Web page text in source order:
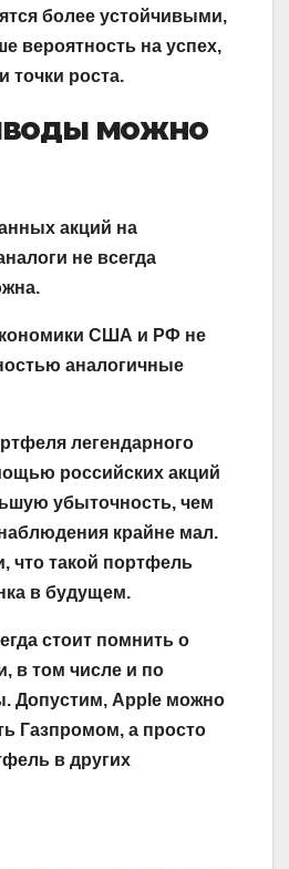
более устойчивыми,
вероятность на успех,
точки роста.
можно
акций на
не всегда
США и РФ не
аналогичные
легендарного
российских акций
убыточность, чем
крайне мал.
что такой портфель
в будущем.
стоит помнить о
в том числе и по
Допустим, Apple можно
Газпромом, а просто
в других